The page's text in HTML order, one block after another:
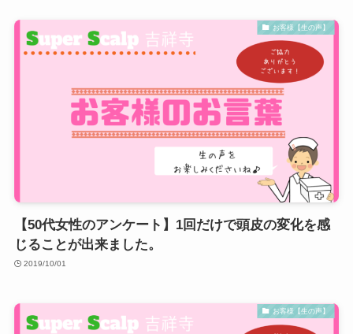
お客様【生の声】
【50代女性のアンケート】1回だけで頭皮の変化を感
じることが出来ました。
2019/10/01
お客様【生の声】